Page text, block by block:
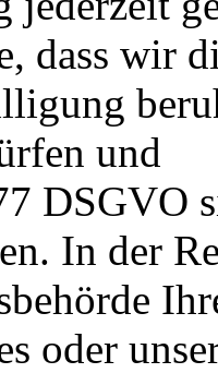
dass wir
und
DSGVO
In der
oder